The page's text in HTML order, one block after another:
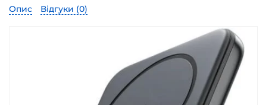
Опис Відгуки (0)